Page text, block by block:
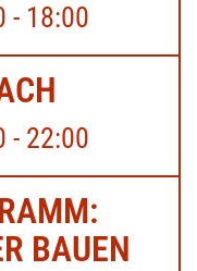
- 18:00
- 22:00
BAUEN